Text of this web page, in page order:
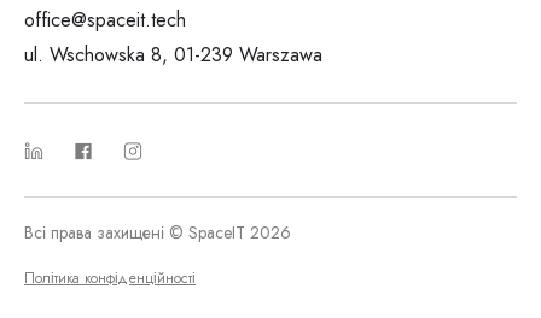
office@spaceit.tech
ul. Wschowska 8, 01-239 Warszawa
Всі права захищені © SpaceIT 2026
Політика конфіденційності